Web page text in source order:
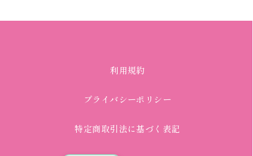
利用規約
プライバシーポリシー
特定商取引法に基づく表記